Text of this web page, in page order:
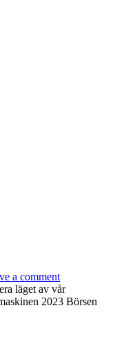
a comment
läget av vår
2023 Börsen